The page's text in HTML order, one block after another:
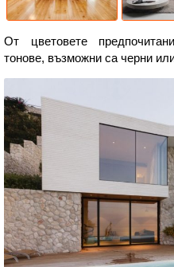
От цветовете
тонове, възможни са черни